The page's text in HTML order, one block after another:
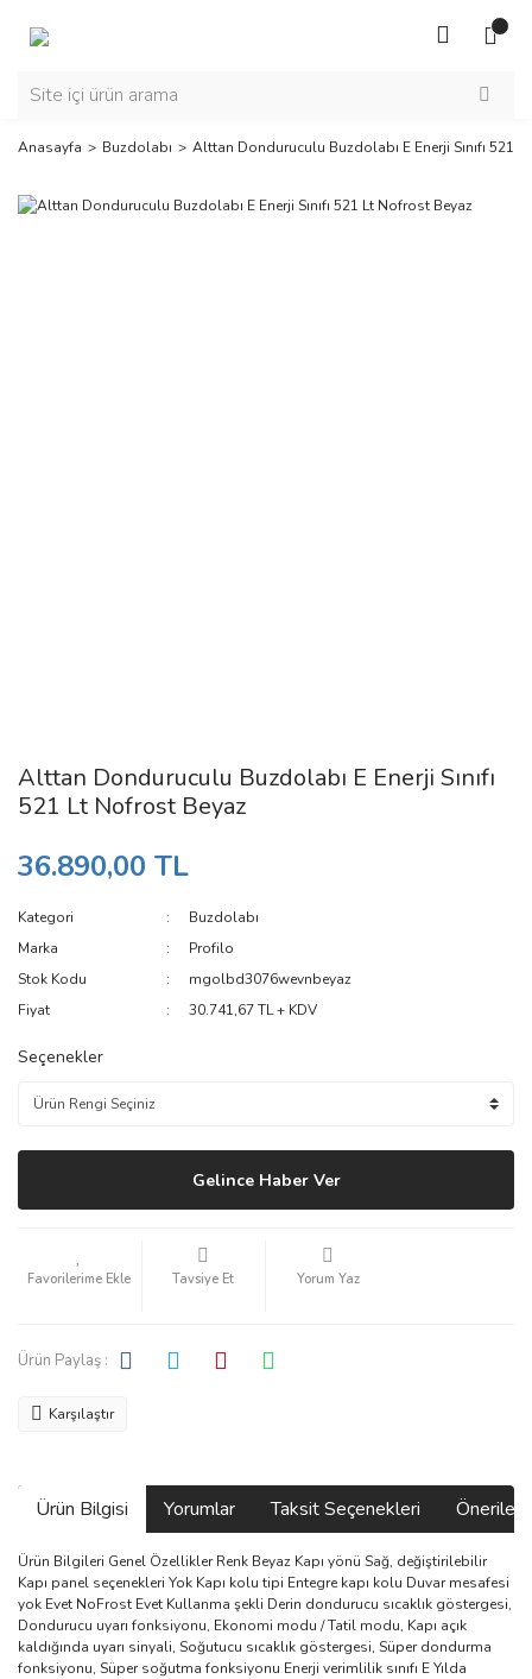
Anasayfa Buzdolabı Alttan Donduruculu Buzdolabı E Enerji Sınıfı 521
Alttan Donduruculu Buzdolabı E Enerji Sınıfı
521 Lt Nofrost Beyaz
36.890,00 TL
Kategori
Buzdolabı
Marka
Profilo
Stok Kodu
mgolbd3076wevnbeyaz
Fiyat
30.741,67 TL + KDV
Seçenekler
Gelince Haber Ver
Tavsiye Et Yorum Yaz
Ürün Paylaş :
Karşılaştır
Ürün Bilgisi Yorumlar Taksit Seçenekleri
Ürün Bilgileri Genel Özellikler Renk Beyaz Kapı yönü Sağ, değiştirilebilir
Kapı panel seçenekleri Yok Kapı kolu tipi Entegre kapı kolu Duvar mesafesi
yok Evet NoFrost Evet Kullanma şekli Derin dondurucu sıcaklık göstergesi,
Dondurucu uyarı fonksiyonu, Ekonomi modu / Tatil modu, Kapı açık
kaldığında uyarı sinyali, Soğutucu sıcaklık göstergesi, Süper dondurma
fonksiyonu, Süper soğutma fonksiyonu Enerji verimlilik sınıfı E Yılda